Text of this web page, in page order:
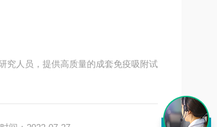
究人员，提供高质量的成套免疫吸附试